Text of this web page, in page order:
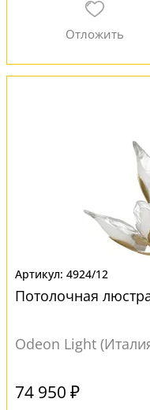
4924/12
Потолочная
Odeon Light
74 950 ₽